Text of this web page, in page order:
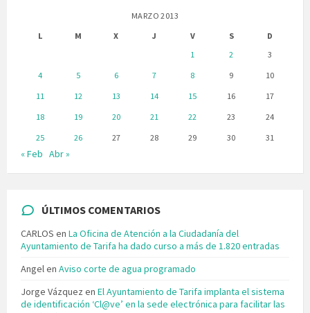
MARZO 2013
L
M X J V S
D
1
2
3
4
5 6 7 8 9
10
11
12 13 14 15 16
17
18
19 20 21 22 23
24
25
26 27 28 29 30 31
« Feb Abr »
ÚLTIMOS COMENTARIOS
CARLOS en La Oficina de Atención a la Ciudadanía del
Ayuntamiento de Tarifa ha dado curso a más de 1.820 entradas
Angelen Aviso corte de agua programado
Jorge Vázquez en El Ayuntamiento de Tarifa implanta el sistema
de identificación ‘Cl@ve’ en la sede electrónica para facilitar las